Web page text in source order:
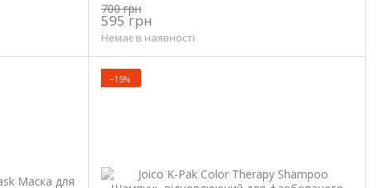
700 грн
595 грн
Немає в наявності
−15%